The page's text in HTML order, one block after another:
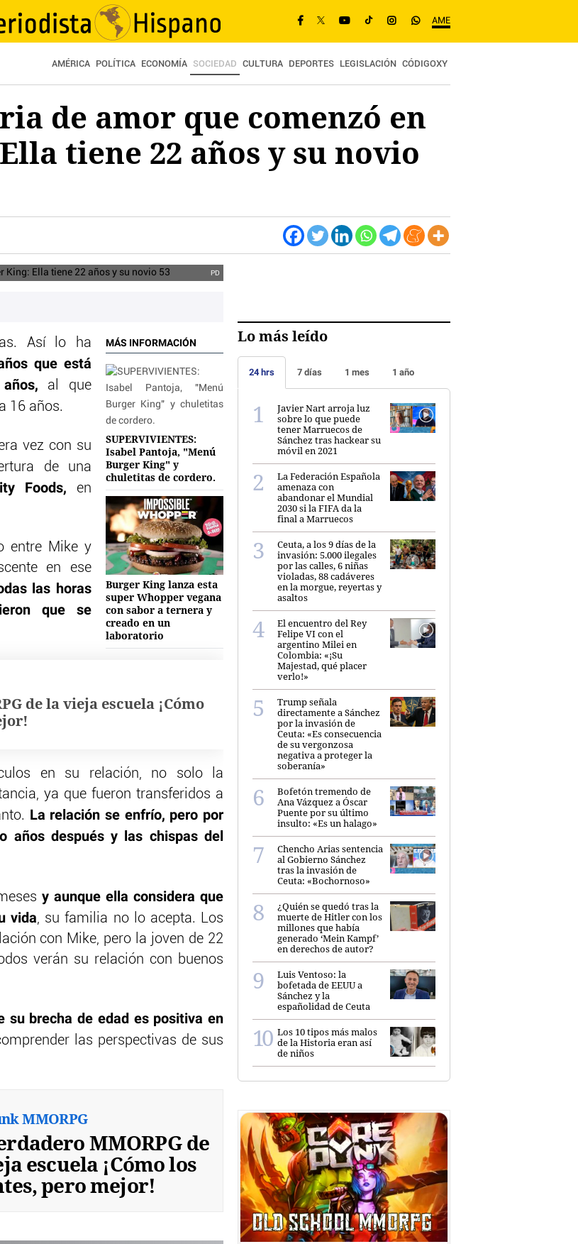
AME
AMÉRICA POLÍTICA ECONOMÍA SOCIEDAD CULTURA DEPORTES LEGISLACIÓN CÓDIGOXY
de amor que comenzó en
tiene 22 años y su novio
PD
MÁS INFORMACIÓN
SUPERVIVIENTES:
Isabel Pantoja, "Menú
Burger King" y
chuletitas de cordero.
Burger King lanza esta
super Whopper vegana
con sabor a ternera y
creado en un
laboratorio
Así lo ha
que está
al que
16 años.
vez con su
de una
Foods, en
entre Mike y
en ese
las horas
que se
de la vieja escuela ¡Cómo
en su relación, no solo la
ya que fueron transferidos a
La relación se enfrío, pero por
años después y las chispas del
y aunque ella considera que
vida, su familia no lo acepta. Los
con Mike, pero la joven de 22
verán su relación con buenos
su brecha de edad es positiva en
las perspectivas de sus
MMORPG
MMORPG de
escuela ¡Cómo los
pero mejor!
Lo más leído
24 hrs 7 días 1 mes 1 año
Javier Nart arroja luz
sobre lo que puede
tener Marruecos de
Sánchez tras hackear su
móvil en 2021
La Federación Española
amenaza con
abandonar el Mundial
2030 si la FIFA da la
final a Marruecos
Ceuta, a los 9 días de la
invasión: 5.000 ilegales
por las calles, 6 niñas
violadas, 88 cadáveres
en la morgue, reyertas y
asaltos
El encuentro del Rey
Felipe VI con el
argentino Milei en
Colombia: «¡Su
Majestad, qué placer
verlo!»
Trump señala
directamente a Sánchez
por la invasión de
Ceuta: «Es consecuencia
de su vergonzosa
negativa a proteger la
soberanía»
Bofetón tremendo de
Ana Vázquez a Óscar
Puente por su último
insulto: «Es un halago»
Chencho Arias sentencia
al Gobierno Sánchez
tras la invasión de
Ceuta: «Bochornoso»
¿Quién se quedó tras la
muerte de Hitler con los
millones que había
generado ‘Mein Kampf’
en derechos de autor?
Luis Ventoso: la
bofetada de EEUU a
Sánchez y la
españolidad de Ceuta
Los 10 tipos más malos
de la Historia eran así
de niños